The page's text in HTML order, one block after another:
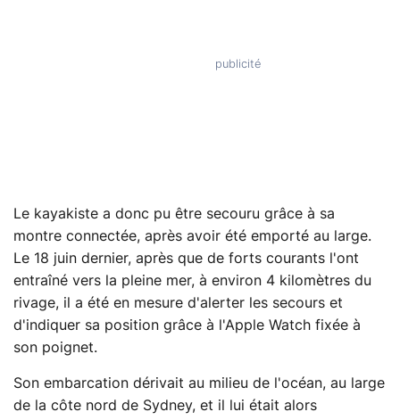
Le kayakiste a donc pu être secouru grâce à sa
montre connectée, après avoir été emporté au large.
Le 18 juin dernier, après que de forts courants l'ont
entraîné vers la pleine mer, à environ 4 kilomètres du
rivage, il a été en mesure d'alerter les secours et
d'indiquer sa position grâce à l'Apple Watch fixée à
son poignet.
Son embarcation dérivait au milieu de l'océan, au large
de la côte nord de Sydney, et il lui était alors